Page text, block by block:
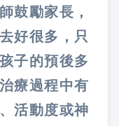
鼓勵家長，
好很多，只
子的預後多
療過程中有
活動度或神